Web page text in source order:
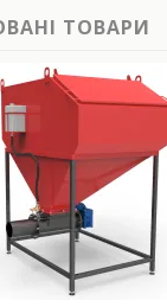
ТОВАРИ